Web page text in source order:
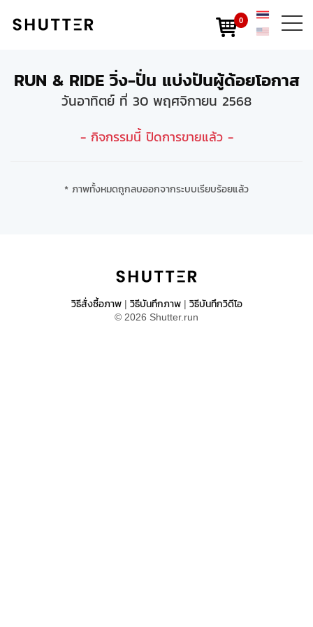
0
RUN & RIDE วิ่ง-ปั่น แบ่งปันผู้ด้อยโอกาส
วันอาทิตย์ ที่ 30 พฤศจิกายน 2568
- กิจกรรมนี้ ปิดการขายแล้ว -
* ภาพทั้งหมดถูกลบออกจากระบบเรียบร้อยแล้ว
วิธีสั่งซื้อภาพ| วิธีบันทึกภาพ| วิธีบันทึกวิดีโอ
© 2026 Shutter.run